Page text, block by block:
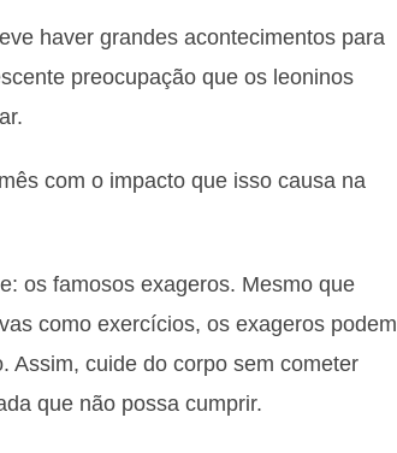
haver grandes acontecimentos para
preocupação que os leoninos
com o impacto que isso causa na
os famosos exageros. Mesmo que
como exercícios, os exageros podem
Assim, cuide do corpo sem cometer
que não possa cumprir.